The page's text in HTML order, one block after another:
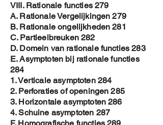
VIII. Rationale functies 279
A. Rationale Vergelijkingen 279
B. Rationale ongelijkheden 281
C. Partieelbreuken 282
D. Domein van rationale functies 283
E. Asymptoten bij rationale functies
284
1. Verticale asymptoten 284
2. Perforaties of openingen 285
3. Horizontale asymptoten 286
4. Schuine asymptoten 287